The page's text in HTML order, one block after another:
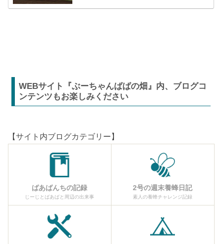
【困った】と【トラブル】困りごとト...
WEBサイト『ぶーちゃんばばの畑』内、ブログコ
ンテンツもお楽しみください
【サイト内ブログカテゴリー】
ばあばんちの記録
じーじとばあばと周辺の出来事
2号の週末養蜂日記
素人の養蜂チャレンジ記録